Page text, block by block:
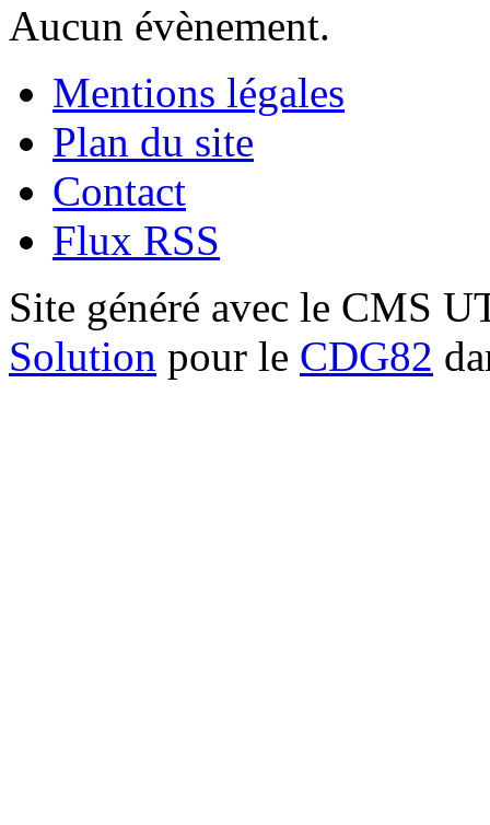
Aucun évènement.
Mentions légales
Plan du site
Contact
Flux RSS
Site généré avec le CMS
Solution pour le CDG82